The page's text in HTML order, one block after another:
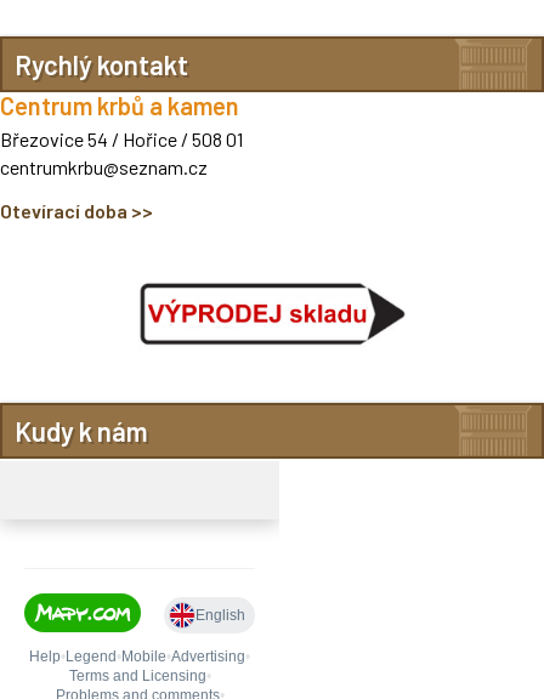
Rychlý kontakt
Centrum krbů a kamen
Březovice 54 / Hořice / 508 01
centrumkrbu@seznam.cz
Otevírací doba >>
Kudy k nám